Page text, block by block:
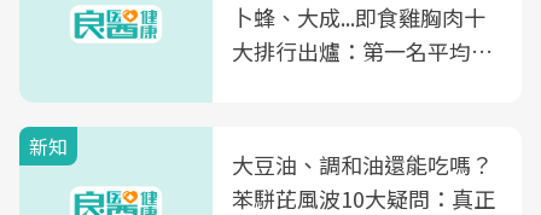
卜蜂、大成...即食雞胸肉十
大排行出爐：第一名平均一
新知
大豆油、調和油還能吃嗎？
苯駢芘風波10大疑問：真正